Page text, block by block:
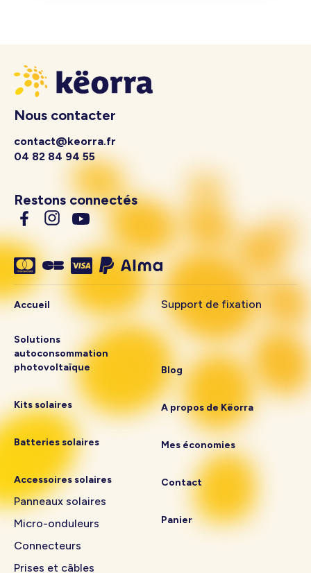
Nous contacter
contact@keorra.fr
04 82 84 94 55
Restons connectés
Accueil
Solutions
autoconsommation
photovoltaïque
Kits solaires
Batteries solaires
Accessoires solaires
Panneaux solaires
Micro-onduleurs
Connecteurs
Prises et câbles
Support de fixation
Blog
A propos de Këorra
Mes économies
Contact
Panier